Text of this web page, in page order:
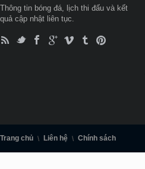
Thông tin bóng đá, lịch thi đấu và kết
quả cập nhật liên tục.
Trang chủ Liên hệ Chính sách